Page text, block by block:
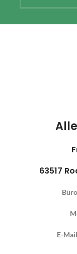
63517
E-